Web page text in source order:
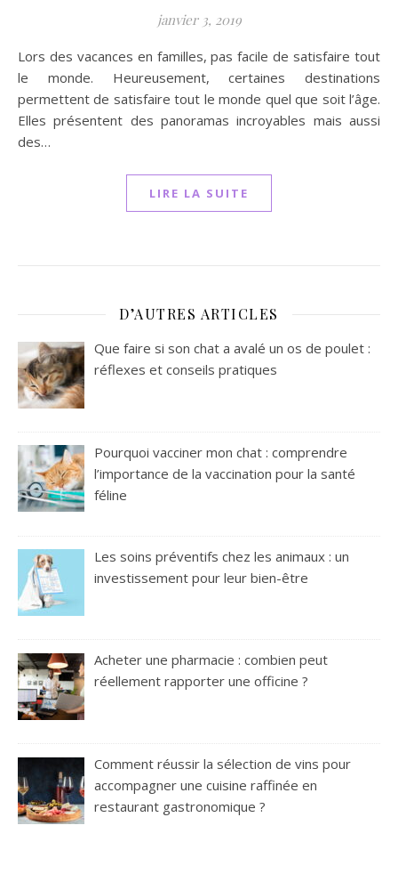
janvier 3, 2019
Lors des vacances en familles, pas facile de satisfaire tout
le monde. Heureusement, certaines destinations
permettent de satisfaire tout le monde quel que soit l’âge.
Elles présentent des panoramas incroyables mais aussi
des…
LIRE LA SUITE
D’AUTRES ARTICLES
Que faire si son chat a avalé un os de poulet :
réflexes et conseils pratiques
Pourquoi vacciner mon chat : comprendre
l’importance de la vaccination pour la santé
féline
Les soins préventifs chez les animaux : un
investissement pour leur bien-être
Acheter une pharmacie : combien peut
réellement rapporter une officine ?
Comment réussir la sélection de vins pour
accompagner une cuisine raffinée en
restaurant gastronomique ?